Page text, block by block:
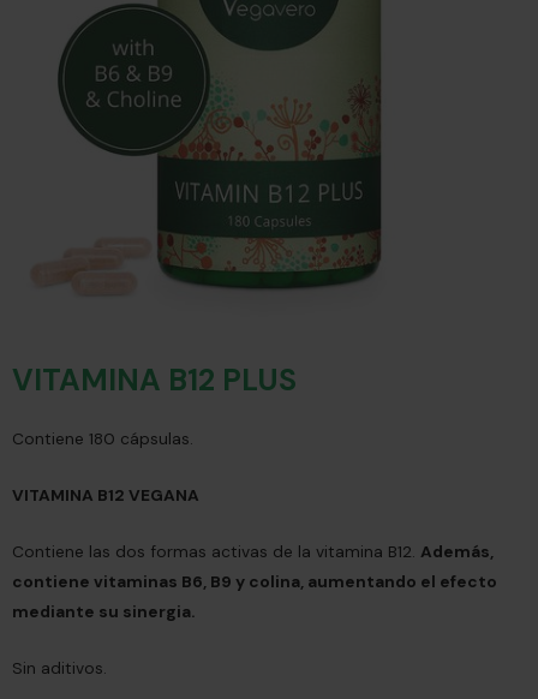
VITAMINA B12 PLUS
Contiene 180 cápsulas.
VITAMINA B12 VEGANA
Contiene las dos formas activas de la vitamina B12. Además,
contiene vitaminas B6, B9 y colina, aumentando el efecto
mediante su sinergia.
Sin aditivos.